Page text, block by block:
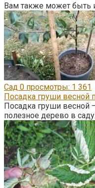
Вам также может быть
Сад 0 просмотры: 1 361
Посадка груши весной
Посадка груши весной
полезное дерево в